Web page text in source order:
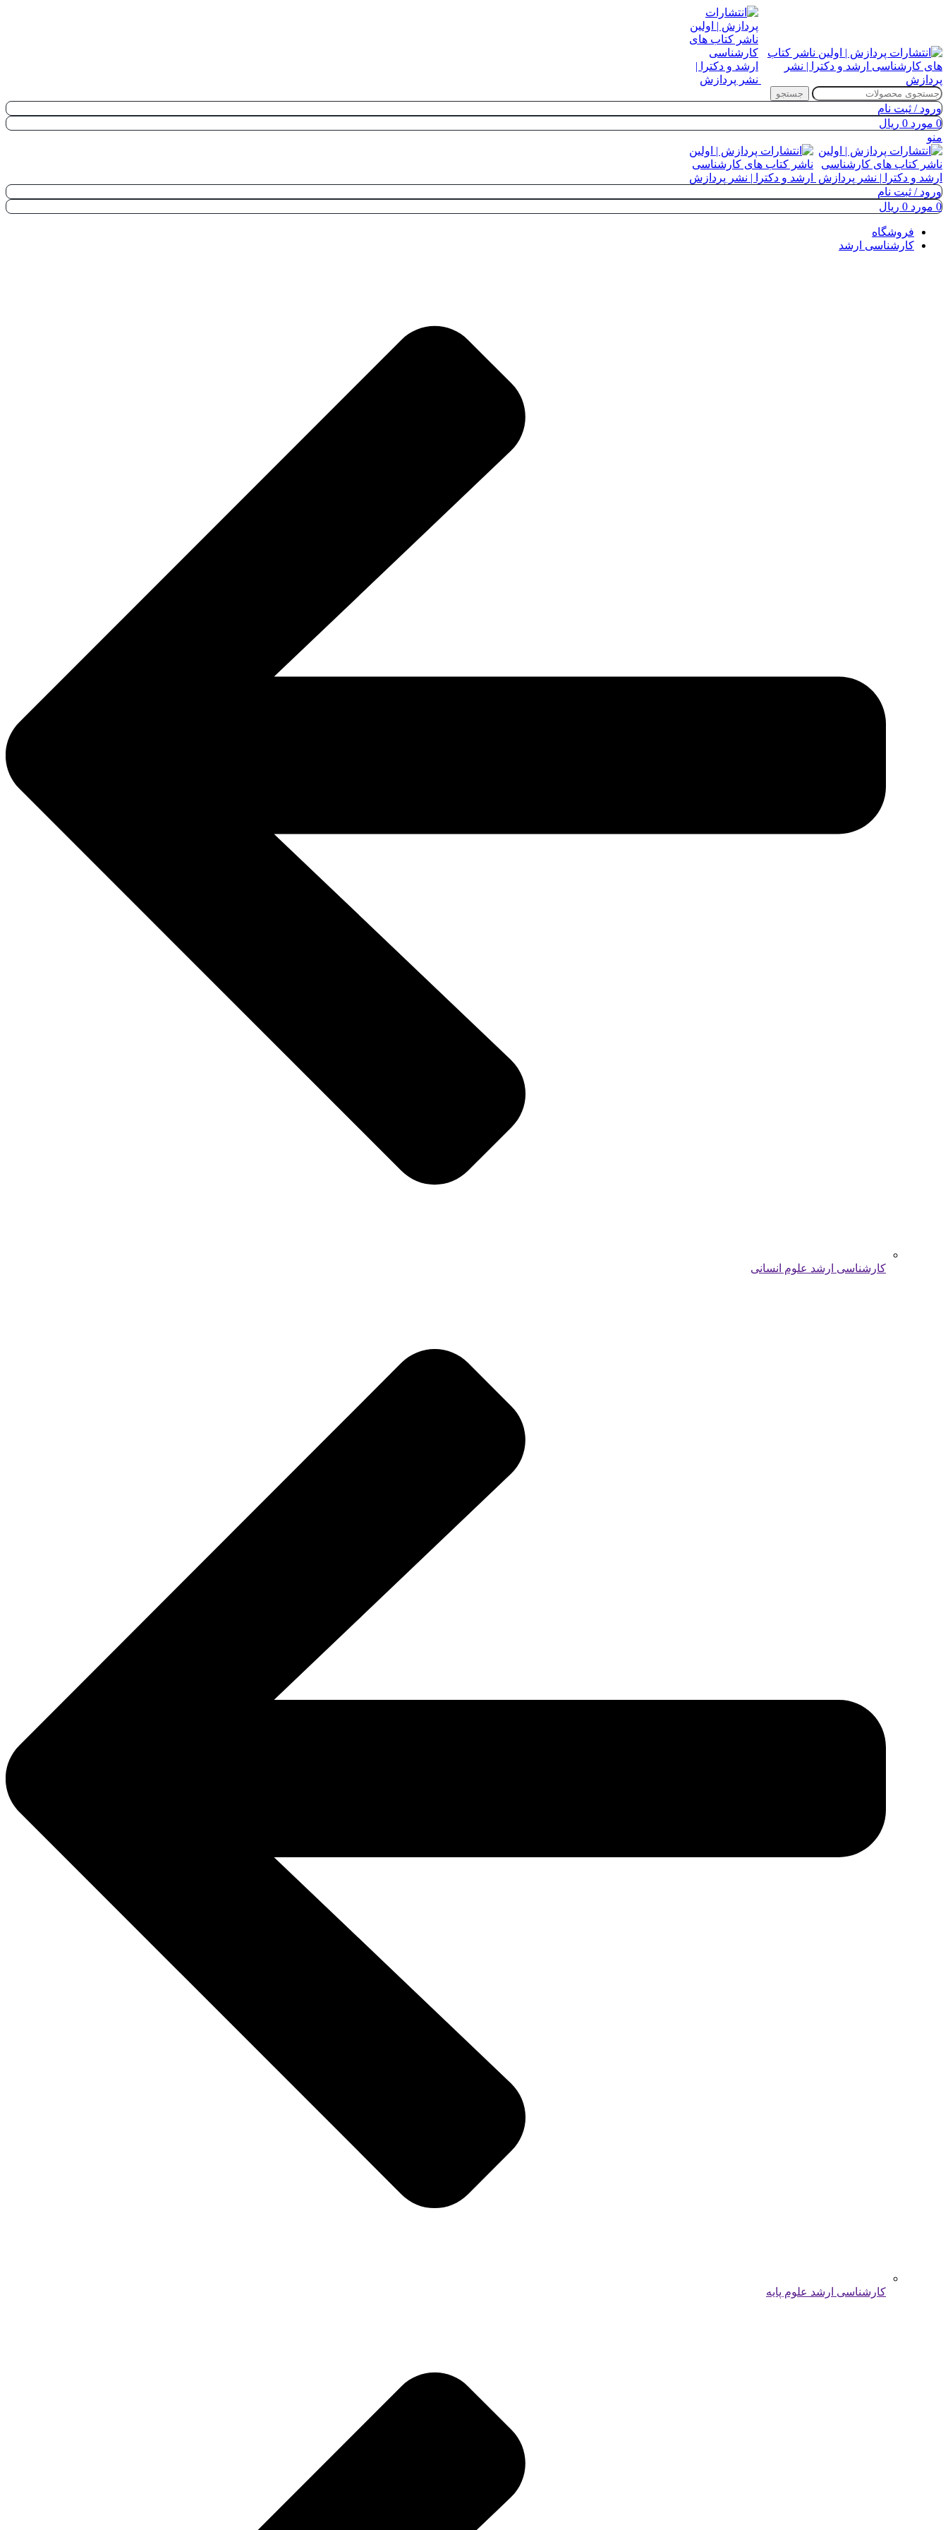
جستجو
ورود / ثبت نام
0 مورد 0 ریال
منو
ورود / ثبت نام
0 مورد 0 ریال
فروشگاه
کارشناسی ارشد
کارشناسی ارشد علوم انسانی
کارشناسی ارشد علوم پایه